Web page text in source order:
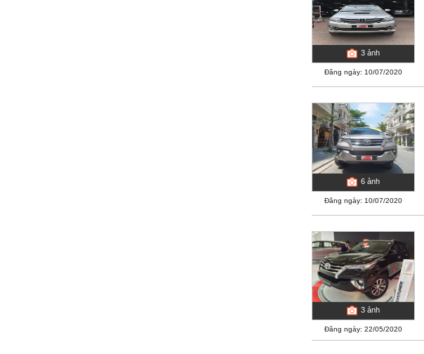
3 ảnh
Đăng ngày: 10/07/2020
6 ảnh
Đăng ngày: 10/07/2020
3 ảnh
Đăng ngày: 22/05/2020